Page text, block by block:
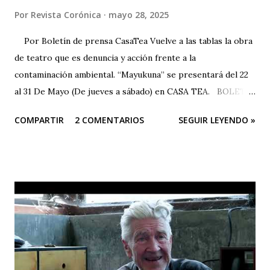
Por Revista Corónica mayo 28, 2025
Por Boletín de prensa CasaTea Vuelve a las tablas la obra
de teatro que es denuncia y acción frente a la
contaminación ambiental. “Mayukuna” se presentará del 22
al 31 De Mayo (De jueves a sábado) en CASA TEA. BOLETÍN
a un medio ambiente saludable.” El arte es una herramienta
“Mayukuna”; a través del cuerpo, la música, el canto, el
baile... podemos dar voz a las comunidades afectadas y
luchar por la protección de nuestros ríos. Las funciones
serán en CASA TEA del 22 al 31 de mayo (de jueves a sábado).
La contaminación del agua es uno de los principales
COMPARTIR 2 COMENTARIOS SEGUIR LEYENDO »